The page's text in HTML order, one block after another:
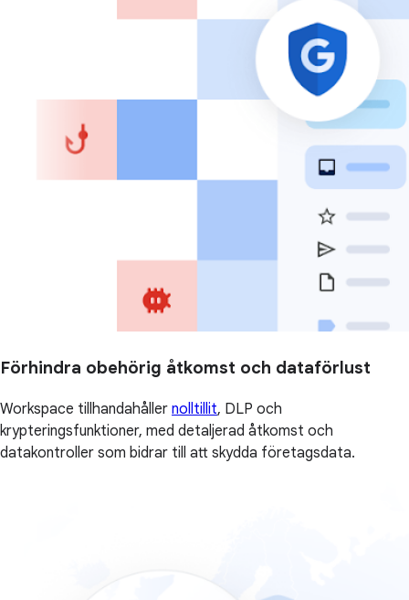
Förhindra obehörig åtkomst och dataförlust
Workspace tillhandahåller nolltillit, DLP och
krypteringsfunktioner, med detaljerad åtkomst och
datakontroller som bidrar till att skydda företagsdata.